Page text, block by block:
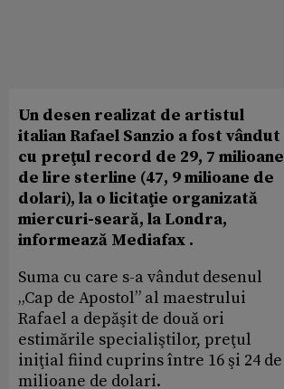
Un desen realizat de artistul
italian Rafael Sanzio a fost vândut
cu preţul record de 29, 7 milioane
de lire sterline (47, 9 milioane de
dolari), la o licitaţie organizată
miercuri-seară, la Londra,
informează Mediafax .
Suma cu care s-a vândut desenul
„Cap de Apostol” al maestrului
Rafael a depăşit de două ori
estimările specialiştilor, preţul
iniţial fiind cuprins între 16 şi 24 de
milioane de dolari.